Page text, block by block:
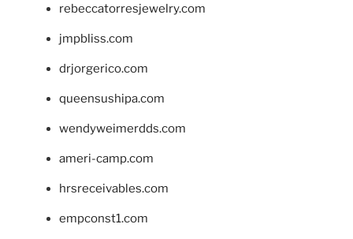
rebeccatorresjewelry.com
jmpbliss.com
drjorgerico.com
queensushipa.com
wendyweimerdds.com
ameri-camp.com
hrsreceivables.com
empconst1.com